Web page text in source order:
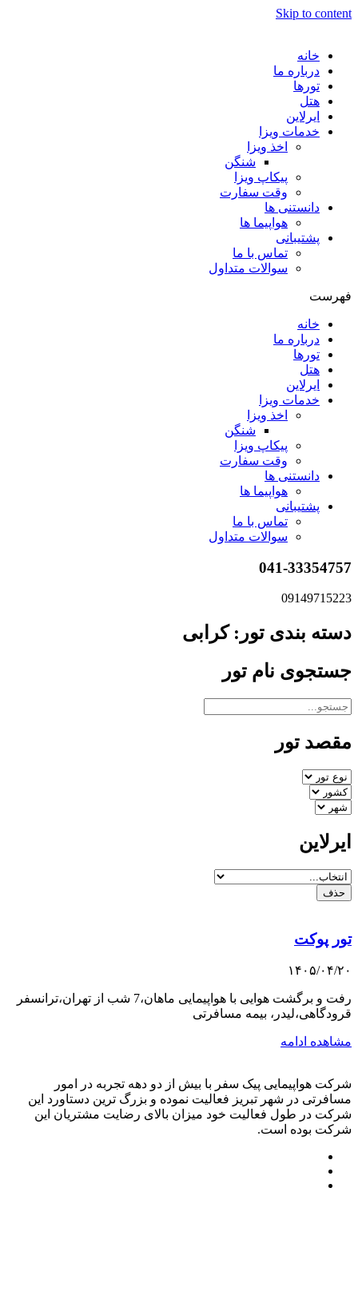
Skip to content
خانه
درباره ما
تورها
هتل
ایرلاین
خدمات ویزا
اخذ ویزا
شنگن
پیکاپ ویزا
وقت سفارت
دانستنی ها
هواپیما ها
پشتیبانی
تماس با ما
سوالات متداول
فهرست
خانه
درباره ما
تورها
هتل
ایرلاین
خدمات ویزا
اخذ ویزا
شنگن
پیکاپ ویزا
وقت سفارت
دانستنی ها
هواپیما ها
پشتیبانی
تماس با ما
سوالات متداول
041-33354757
09149715223
دسته بندی تور: کرابی
جستجوی نام تور
مقصد تور
ایرلاین
حذف
تور پوکت
۱۴۰۵/۰۴/۲۰
رفت و برگشت هوایی با هواپیمایی ماهان،7 شب از تهران،ترانسفر
قرودگاهی،لیدر، بیمه مسافرتی
مشاهده ادامه
شرکت هواپیمایی پیک سفر با بیش از دو دهه تجربه در امور
مسافرتی در شهر تبریز فعالیت نموده و بزرگ ترین دستاورد این
شرکت در طول فعالیت خود میزان بالای رضایت مشتریان این
شرکت بوده است.